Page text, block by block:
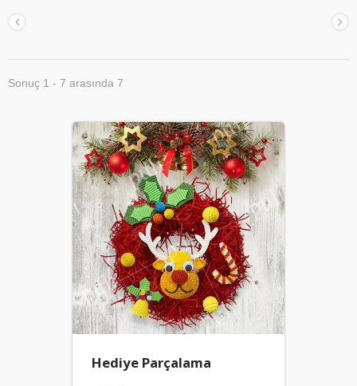
Sonuç 1 - 7 arasında 7
Hediye Parçalama